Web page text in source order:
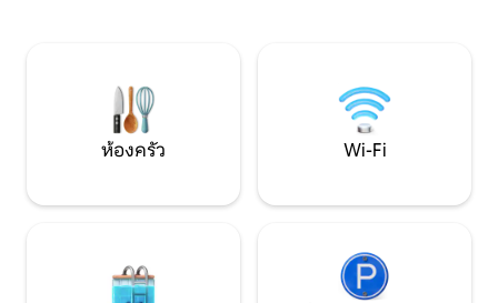
Springs State Park
ห้องครัว Wi-Fi